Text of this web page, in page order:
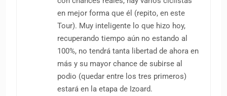
en mejor forma que él (repito, en este
Tour). Muy inteligente lo que hizo hoy,
recuperando tiempo aún no estando al
100%, no tendrá tanta libertad de ahora en
más y su mayor chance de subirse al
podio (quedar entre los tres primeros)
estará en la etapa de Izoard.